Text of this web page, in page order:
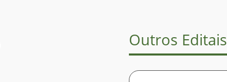
Outros Editais